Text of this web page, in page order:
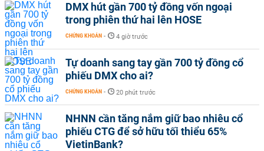
DMX hút gần 700 tỷ đồng vốn ngoại
trong phiên thứ hai lên HOSE
CHỨNG KHOÁN - 4 giờ trước
Tự doanh sang tay gần 700 tỷ đồng cổ
phiếu DMX cho ai?
CHỨNG KHOÁN - 20 phút trước
NHNN cần tăng nắm giữ bao nhiêu cổ
phiếu CTG để sở hữu tối thiểu 65%
VietinBank?